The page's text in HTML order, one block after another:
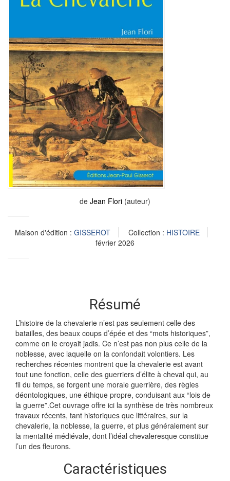
de Jean Flori (auteur)
Maison d'édition : GISSEROT Collection : HISTOIRE
février 2026
Résumé
L’histoire de la chevalerie n’est pas seulement celle des
batailles, des beaux coups d’épée et des “mots historiques”,
comme on le croyait jadis. Ce n’est pas non plus celle de la
noblesse, avec laquelle on la confondait volontiers. Les
recherches récentes montrent que la chevalerie est avant
tout une fonction, celle des guerriers d’élite à cheval qui, au
fil du temps, se forgent une morale guerrière, des règles
déontologiques, une éthique propre, conduisant aux “lois de
la guerre”.Cet ouvrage offre ici la synthèse de très nombreux
travaux récents, tant historiques que littéraires, sur la
chevalerie, la noblesse, la guerre, et plus généralement sur
la mentalité médiévale, dont l’idéal chevaleresque constitue
l’un des fleurons.
Caractéristiques